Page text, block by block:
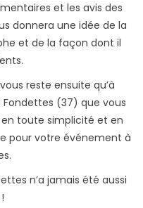
et les avis des
donnera une idée de la
et de la façon dont il
reste ensuite qu’à
(37) que vous
toute simplicité et en
pour votre événement à
n’a jamais été aussi